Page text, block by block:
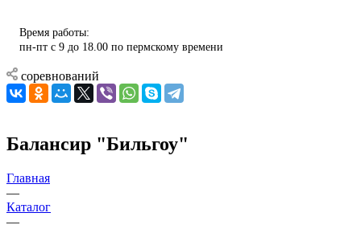
Время работы:
пн-пт с 9 до 18.00 по пермскому времени
соревнований
Балансир "Бильгоу"
Главная
—
Каталог
—